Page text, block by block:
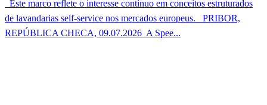
Este marco reflete o interesse contínuo em conceitos estruturados
de lavandarias self-service nos mercados europeus. PRIBOR,
REPÚBLICA CHECA, 09.07.2026  A Spee...